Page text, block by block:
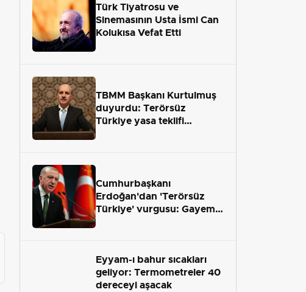
Türk Tiyatrosu ve
Sinemasının Usta İsmi Can
Kolukısa Vefat Etti
TBMM Başkanı Kurtulmuş
duyurdu: Terörsüz
Türkiye yasa teklifi
Cumhurbaşkanı
Erdoğan'dan 'Terörsüz
Türkiye' vurgusu: Gayemiz
Eyyam-ı bahur sıcakları
geliyor: Termometreler 40
dereceyi aşacak